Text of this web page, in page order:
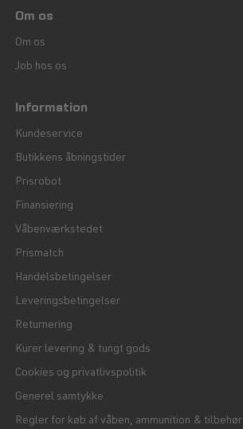
Om os
Om os
Job hos os
Information
Kundeservice
Butikkens åbningstider
Prisrobot
Finansiering
Våbenværkstedet
Prismatch
Handelsbetingelser
Leveringsbetingelser
Returnering
Kurer levering & tungt gods
Cookies og privatlivspolitik
Generel samtykke
Regler for køb af våben, ammunition & tilbehør